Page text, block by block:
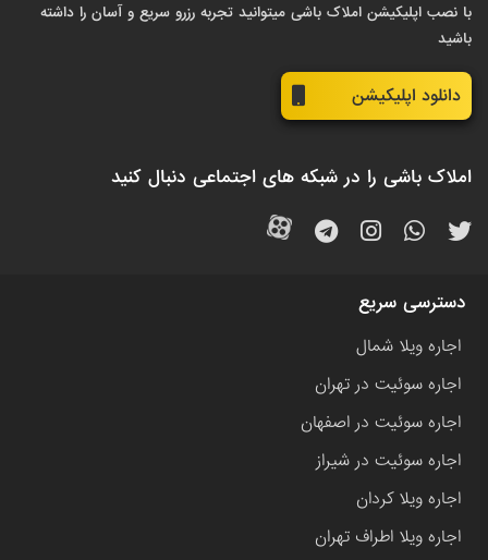
با نصب اپلیکیشن املاک باشی میتوانید تجربه رزرو سریع و آسان را داشته
باشید
دانلود اپلیکیشن
املاک باشی را در شبکه های اجتماعی دنبال کنید
دسترسی سریع
اجاره ویلا شمال
اجاره سوئیت در تهران
اجاره سوئیت در اصفهان
اجاره سوئیت در شیراز
اجاره ویلا کردان
اجاره ویلا اطراف تهران